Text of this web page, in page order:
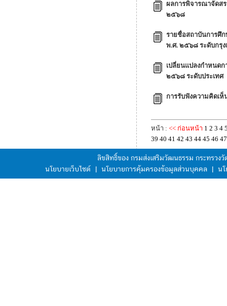
ผลการพิจารณาจัดส
๒๕๖๘
รายชื่อสถาบันการศึ
พ.ศ. ๒๕๖๘ ระดับกรุ
เปลี่ยนแปลงกำหนด
๒๕๖๘ ระดับประเทศ
การรับฟังความคิดเ
หน้า : << ก่อนหน้า 1 2 3 4
39 40 41 42 43 44 45 46 47
ลิขสิทธิ์ของ กรมส่งเสริมวัฒนธรรม กระทรว
นโยบายเว็บไซต์
| นโยบายการคุ้มครองข้อมูลส่วนบุคคล | น